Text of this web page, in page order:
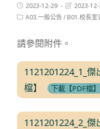
Post
published:
2023-12-29
Post
modified:
2023-
PostA03.一般公告/ B01.校長室
請參閱附件。
1121201224_1_
檔】
下載【PDF檔】
1121201224_2_傑